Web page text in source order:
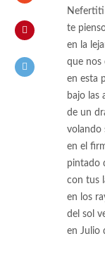
Nefertiti
te
en la
que nos
en esta
bajo las
de un
volando
en el
pintado
con tus
en los
del sol
en Julio